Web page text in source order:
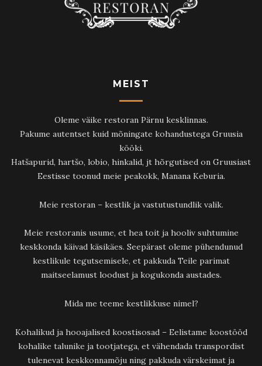
MEIST
Oleme väike restoran Pärnu kesklinnas.
Pakume autentset kuid mõningate kohandustega Gruusia
kööki.
Hatšapurid, hartšo, lobio, hinkalid, jt hõrgutised on Gruusiast
Eestisse toonud meie peakokk, Manana Keburia.
Meie restoran – kestlik ja vastutustundlik valik.
Meie restoranis usume, et hea toit ja hooliv suhtumine
keskkonda käivad käsikäes. Seepärast oleme pühendunud
kestlikule tegutsemisele, et pakkuda Teile parimat
maitseelamust loodust ja kogukonda austades.
Mida me teeme kestlikkuse nimel?
Kohalikud ja hooajalised koostisosad – Eelistame koostööd
kohalike talunike ja tootjatega, et vähendada transpordist
tulenevat keskkonnamõju ning pakkuda värskeimat ja